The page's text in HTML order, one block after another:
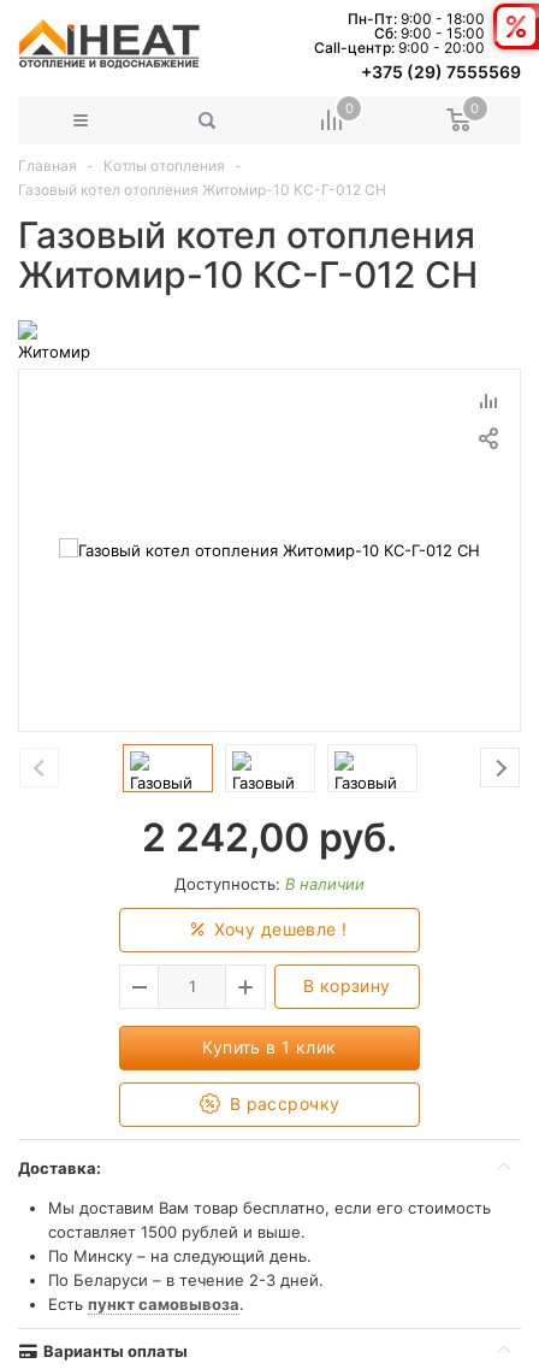
Пн-Пт: 9:00 - 18:00
Сб: 9:00 - 15:00
Сall-центр: 9:00 - 20:00
+375 (29) 7555569
0 0
Главная
Котлы отопления
Газовый котел отопления Житомир-10 КС-Г-012 СН
Газовый котел отопления
Житомир-10 КС-Г-012 СН
2 242,00 руб.
Доступность: В наличии
Хочу дешевле !
В корзину
Купить в 1 клик
В рассрочку
Доставка:
Мы доставим Вам товар бесплатно, если его стоимость
составляет 1500 рублей и выше.
По Минску – на следующий день.
По Беларуси – в течение 2-3 дней.
Есть пункт самовывоза.
Варианты оплаты